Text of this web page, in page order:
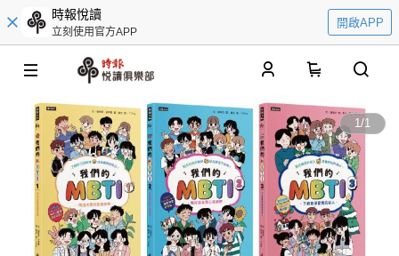
時報悅讀
立刻使用官方APP
開啟APP
1/1